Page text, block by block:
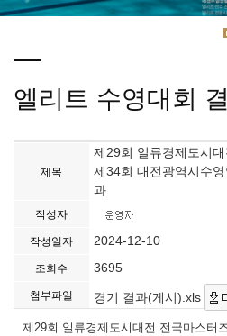
엘리트 수영대회
제목
제29회 일류경제도시
제34회 대전광역시수
과
작성자
작성일자 2024-12-10
조회수 3695
첨부파일 경기 결과(게시).xls
제29회 일류경제도시대전 전국마스터